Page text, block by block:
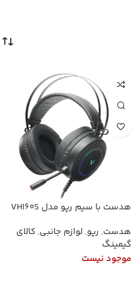
هدست با سیم رپو مدل VH160S
هدست, رپو, لوازم جانبی, کالای
گیمینگ
موجود نیست